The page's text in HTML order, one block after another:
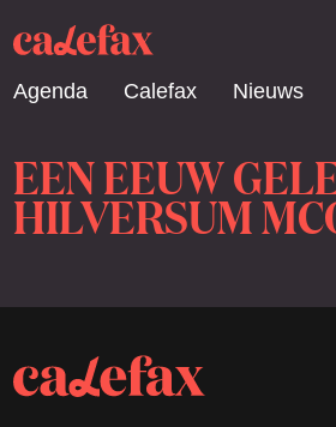
Agenda Calefax Nieuws
EEN EEUW
HILVERSUM